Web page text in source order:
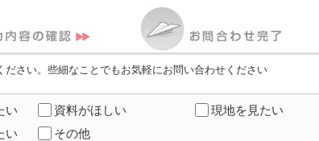
さい。些細なことでもお気軽にお問い合わせください
い 資料がほしい
現地を見たい
い
その他